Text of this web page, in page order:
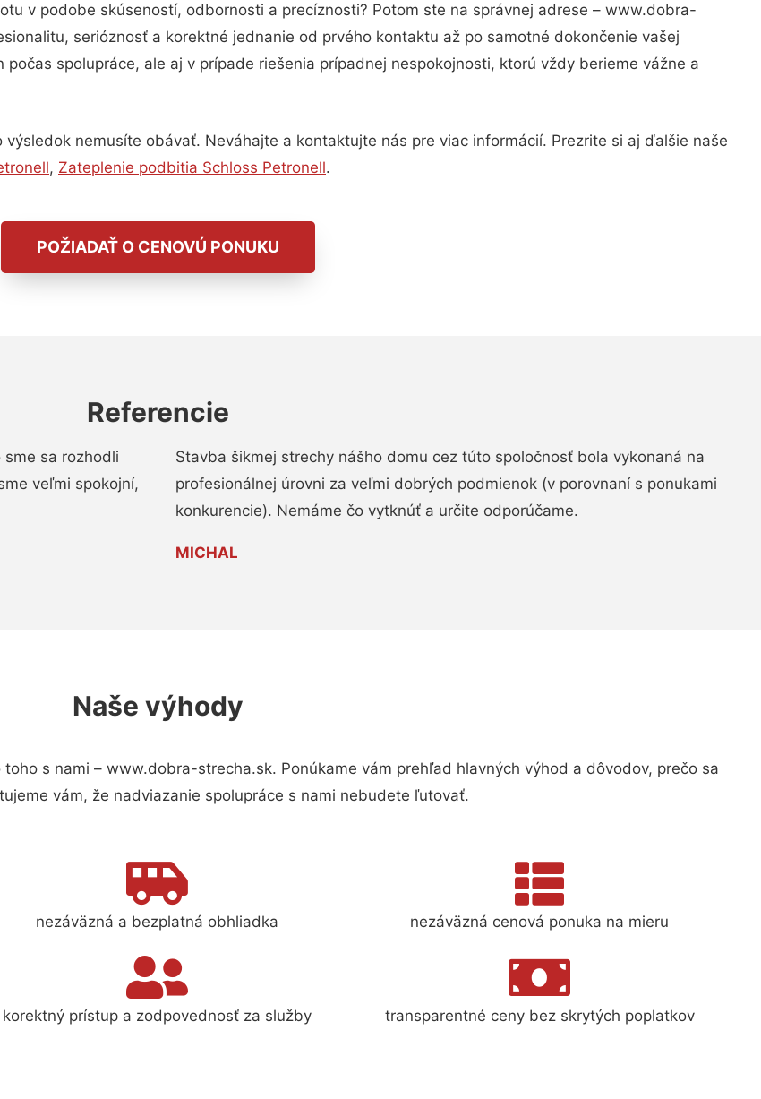
v podobe skúseností, odbornosti a precíznosti? Potom ste na správnej adrese – www.dobra-
serióznosť a korektné jednanie od prvého kontaktu až po samotné dokončenie vašej
spolupráce, ale aj v prípade riešenia prípadnej nespokojnosti, ktorú vždy berieme vážne a
výsledok nemusíte obávať. Neváhajte a kontaktujte nás pre viac informácií. Prezrite si aj ďalšie naše
, Zateplenie podbitia Schloss Petronell.
POŽIADAŤ O CENOVÚ PONUKU
Referencie
sa rozhodli
veľmi spokojní,
Stavba šikmej strechy nášho domu cez túto spoločnosť bola vykonaná na
profesionálnej úrovni za veľmi dobrých podmienok (v porovnaní s ponukami
konkurencie). Nemáme čo vytknúť a určite odporúčame.
MICHAL
Naše výhody
s nami – www.dobra-strecha.sk. Ponúkame vám prehľad hlavných výhod a dôvodov, prečo sa
vám, že nadviazanie spolupráce s nami nebudete ľutovať.
nezáväzná a bezplatná obhliadka nezáväzná cenová ponuka na mieru
korektný prístup a zodpovednosť za služby transparentné ceny bez skrytých poplatkov